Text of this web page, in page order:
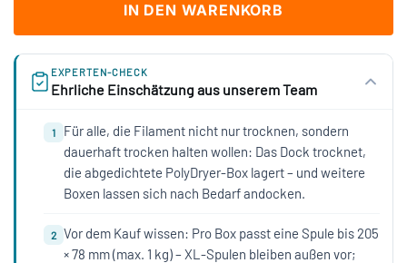
IN DEN WARENKORB
EXPERTEN-CHECK
Ehrliche Einschätzung aus unserem Team
1
Für alle, die Filament nicht nur trocknen, sondern
dauerhaft trocken halten wollen: Das Dock trocknet,
die abgedichtete PolyDryer-Box lagert – und weitere
Boxen lassen sich nach Bedarf andocken.
2 Vor dem Kauf wissen: Pro Box passt eine Spule bis 205
× 78 mm (max. 1 kg) – XL-Spulen bleiben außen vor;